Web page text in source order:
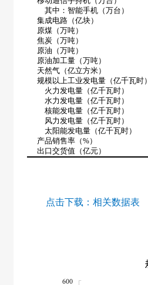
其中：智能手机（万台）
集成电路（亿块）
原煤（万吨）
焦炭（万吨）
原油（万吨）
原油加工量（万吨）
天然气（亿立方米）
规模以上工业发电量（亿千瓦时）
火力发电量（亿千瓦时）
水力发电量（亿千瓦时）
核能发电量（亿千瓦时）
风力发电量（亿千瓦时）
太阳能发电量（亿千瓦时）
产品销售率（%）
出口交货值（亿元）
点击下载： 相关数据表